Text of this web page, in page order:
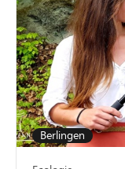
Berlingen